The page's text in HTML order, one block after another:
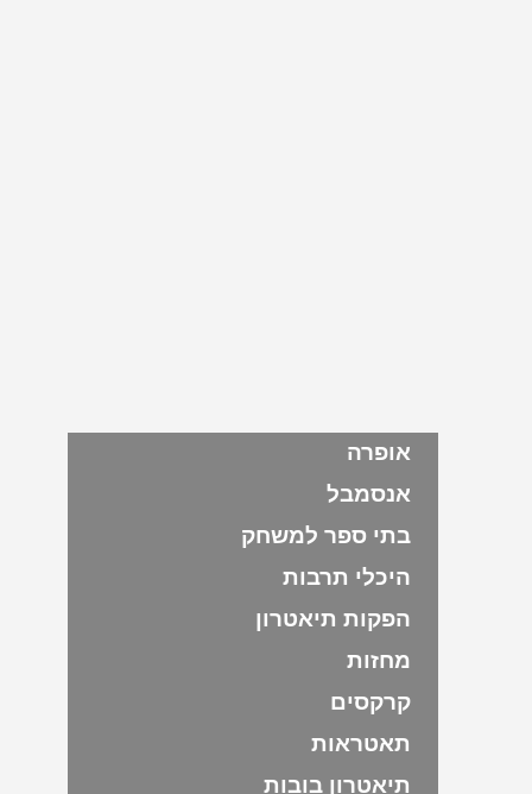
אופרה
אנסמבל
בתי ספר למשחק
היכלי תרבות
הפקות תיאטרון
מחזות
קרקסים
תאטראות
תיאטרון בובות